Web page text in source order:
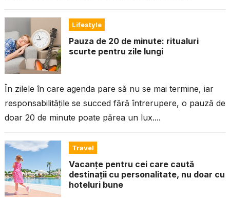
Lifestyle
Pauza de 20 de minute: ritualuri
scurte pentru zile lungi
În zilele în care agenda pare să nu se mai termine, iar
responsabilitățile se succed fără întrerupere, o pauză de
doar 20 de minute poate părea un lux....
Travel
Vacanțe pentru cei care caută
destinații cu personalitate, nu doar cu
hoteluri bune